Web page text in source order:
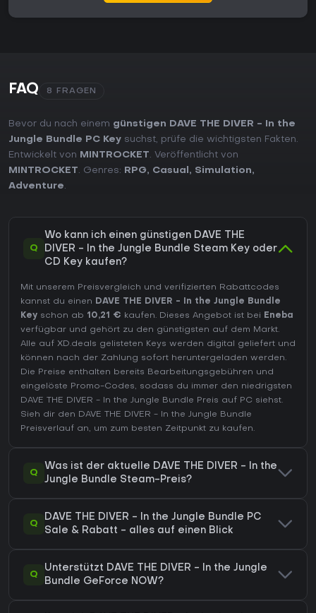
FAQ 8 FRAGEN
Bevor du nach einem günstigen DAVE THE DIVER - In the
Jungle Bundle PC Key suchst, prüfe die wichtigsten Fakten.
Entwickelt von
MINTROCKET. Veröffentlicht von
MINTROCKET. Genres: RPG, Casual , Simulation,
Adventure.
Q
Wo kann ich einen günstigen DAVE THE
DIVER - In the Jungle Bundle Steam Key oder
CD Key kaufen?
Mit unserem Preisvergleich und verifizierten Rabattcodes
kannst du einen DAVE THE DIVER - In the Jungle Bundle
Key schon ab 10,21 € kaufen. Dieses Angebot ist bei Eneba
verfügbar und gehört zu den günstigsten auf dem Markt.
Alle auf XD.deals gelisteten Keys werden digital geliefert und
können nach der Zahlung sofort heruntergeladen werden.
Die Preise enthalten bereits Bearbeitungsgebühren und
eingelöste Promo-Codes, sodass du immer den niedrigsten
DAVE THE DIVER - In the Jungle Bundle Preis auf PC siehst.
Sieh dir den DAVE THE DIVER - In the Jungle Bundle
Preisverlauf an, um zum besten Zeitpunkt zu kaufen.
Q
Was ist der aktuelle DAVE THE DIVER - In the
Jungle Bundle Steam-Preis?
Q
DAVE THE DIVER - In the Jungle Bundle PC
Sale & Rabatt - alles auf einen Blick
Q
Unterstützt DAVE THE DIVER - In the Jungle
Bundle GeForce NOW?